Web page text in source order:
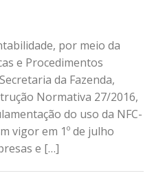
por meio da
e Procedimentos
da Fazenda,
Normativa 27/2016,
do uso da NFC-
vigor em 1º de julho
e […]